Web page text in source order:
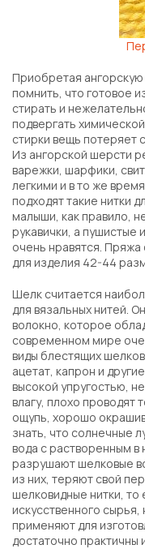
Приобретая
помнить, что готовое
стирать и
подвергать
стирки вещь потеряет
Из ангорской шерсти
варежки, шарфики,
легкими и в то же
подходят такие нитки
малыши, как правило,
рукавички, а пушистые
очень нравятся. Пряжа
для изделия 42-44
Шелк считается
для вязальных нитей.
волокно, которое
современном мире
виды блестящих
ацетат, капрон и
высокой упругостью,
влагу, плохо проводят
ощупь, хорошо
знать, что солнечные
вода с растворенным
разрушают шелковые
из них, теряют свой
шелковидные нитки, то
искусственного сырья,
применяют для
достаточно практичны